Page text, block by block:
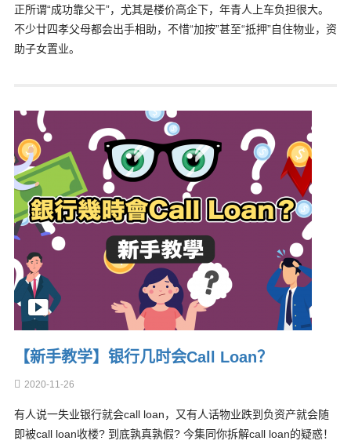
正所谓“成功靠父干”，尤其是楼价高企下，年青人上车负担很大。
不少廿四孝父母都会出手相助，不惜“加按”甚至“抵押”自住物业，资
助子女置业。
【新手教学】银行几时会Call Loan？
2020-11-26
有人说一失业银行就会call loan，又有人话物业跌到负资产就会随
即被call loan收楼? 到底孰真孰假? 今集同你拆解call loan的疑惑！